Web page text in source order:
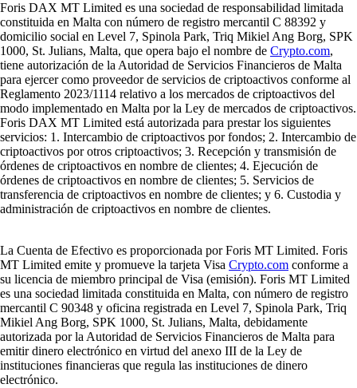
Foris DAX MT Limited es una sociedad de responsabilidad limitada
constituida en Malta con número de registro mercantil C 88392 y
domicilio social en Level 7, Spinola Park, Triq Mikiel Ang Borg, SPK
1000, St. Julians, Malta, que opera bajo el nombre de Crypto.com,
tiene autorización de la Autoridad de Servicios Financieros de Malta
para ejercer como proveedor de servicios de criptoactivos conforme al
Reglamento 2023/1114 relativo a los mercados de criptoactivos del
modo implementado en Malta por la Ley de mercados de criptoactivos.
Foris DAX MT Limited está autorizada para prestar los siguientes
servicios: 1. Intercambio de criptoactivos por fondos; 2. Intercambio de
criptoactivos por otros criptoactivos; 3. Recepción y transmisión de
órdenes de criptoactivos en nombre de clientes; 4. Ejecución de
órdenes de criptoactivos en nombre de clientes; 5. Servicios de
transferencia de criptoactivos en nombre de clientes; y 6. Custodia y
administración de criptoactivos en nombre de clientes.
La Cuenta de Efectivo es proporcionada por Foris MT Limited. Foris
MT Limited emite y promueve la tarjeta Visa Crypto.com conforme a
su licencia de miembro principal de Visa (emisión). Foris MT Limited
es una sociedad limitada constituida en Malta, con número de registro
mercantil C 90348 y oficina registrada en Level 7, Spinola Park, Triq
Mikiel Ang Borg, SPK 1000, St. Julians, Malta, debidamente
autorizada por la Autoridad de Servicios Financieros de Malta para
emitir dinero electrónico en virtud del anexo III de la Ley de
instituciones financieras que regula las instituciones de dinero
electrónico.